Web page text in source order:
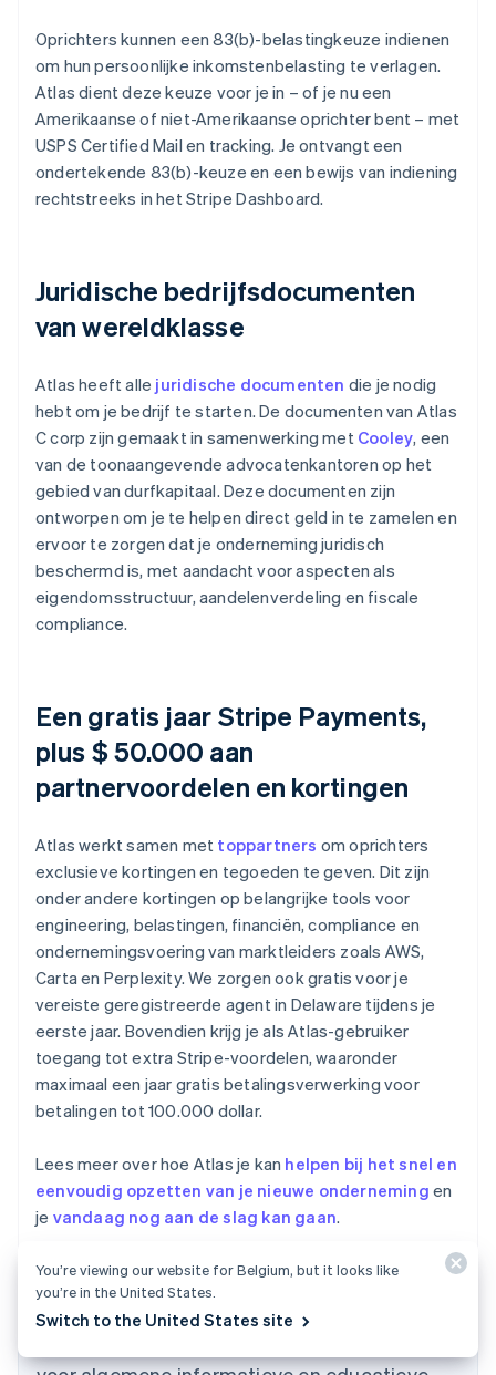
Oprichters kunnen een 83(b)-belastingkeuze indienen
om hun persoonlijke inkomstenbelasting te verlagen.
Atlas dient deze keuze voor je in – of je nu een
Amerikaanse of niet-Amerikaanse oprichter bent – met
USPS Certified Mail en tracking. Je ontvangt een
ondertekende 83(b)-keuze en een bewijs van indiening
rechtstreeks in het Stripe Dashboard.
Juridische bedrijfsdocumenten
van wereldklasse
Atlas heeft alle juridische documenten die je nodig
hebt om je bedrijf te starten. De documenten van Atlas
C corp zijn gemaakt in samenwerking met Cooley, een
van de toonaangevende advocatenkantoren op het
gebied van durfkapitaal. Deze documenten zijn
ontworpen om je te helpen direct geld in te zamelen en
ervoor te zorgen dat je onderneming juridisch
beschermd is, met aandacht voor aspecten als
eigendomsstructuur, aandelenverdeling en fiscale
compliance.
Een gratis jaar Stripe Payments,
plus $ 50.000 aan
partnervoordelen en kortingen
Atlas werkt samen met toppartners om oprichters
exclusieve kortingen en tegoeden te geven. Dit zijn
onder andere kortingen op belangrijke tools voor
engineering, belastingen, financiën, compliance en
ondernemingsvoering van marktleiders zoals AWS,
Carta en Perplexity. We zorgen ook gratis voor je
vereiste geregistreerde agent in Delaware tijdens je
eerste jaar. Bovendien krijg je als Atlas-gebruiker
toegang tot extra Stripe-voordelen, waaronder
maximaal een jaar gratis betalingsverwerking voor
betalingen tot 100.000 dollar.
Lees meer over hoe Atlas je kan helpen bij het snel en
eenvoudig opzetten van je nieuwe onderneming en
je vandaag nog aan de slag kan gaan.
Australië
België
You’re viewing our website for Belgium, but it looks like
you’re in the United States.
Switch to the United States site